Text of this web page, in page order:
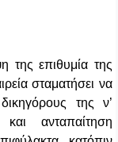
της επιθυμία της
σταματήσει να
της ν’
ανταπαίτηση